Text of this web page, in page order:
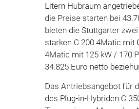
Litern Hubraum
die Preise starten bei
bieten die Stuttgarter
starken C 200 4Matic mit
4Matic mit 125 kW / 170
34.825 Euro netto
Das Antriebsangebot für
des Plug-in-Hybriden C